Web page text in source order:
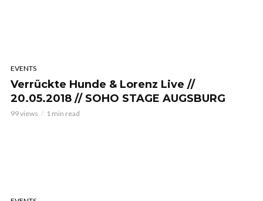
EVENTS
Verrückte Hunde & Lorenz Live //
20.05.2018 // SOHO STAGE AUGSBURG
99 views 1 min read